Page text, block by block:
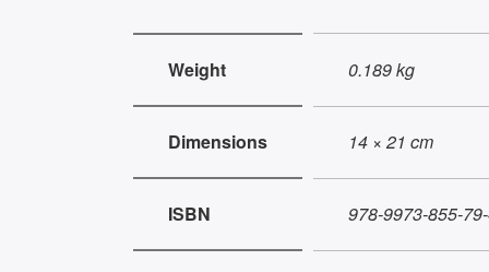
Weight 0.189 kg
Dimensions 14 × 21 cm
ISBN 978-9973-855-